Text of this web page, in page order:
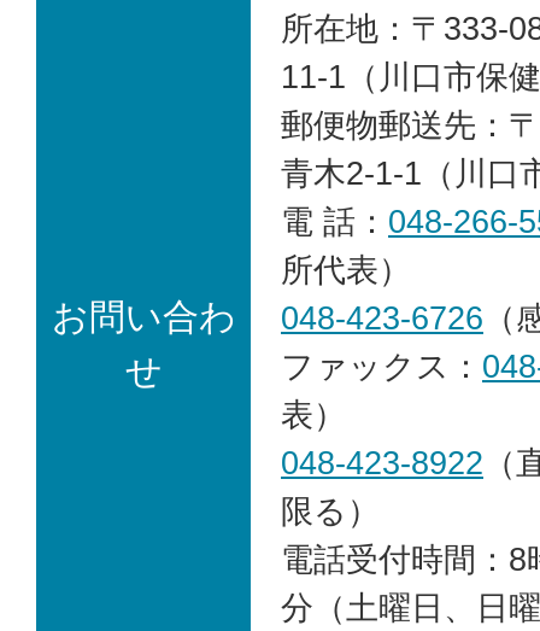
お問い合わ
せ
所在地：〒333-
11-1（川口市保
郵便物郵送先：
青木2-1-1（川口
電 話： 048-266-
所代表）
048-423-6726 （
ファックス：
表）
048-423-8922 （
限る）
電話受付時間：
分（土曜日、日